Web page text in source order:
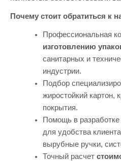
Почему стоит обратиться к
Профессиональная
изготовлению
санитарных и
индустрии.
Подбор
жиростойкий картон,
покрытия.
Помощь в разработке
для удобства
вырубные ручки,
Точный расчет